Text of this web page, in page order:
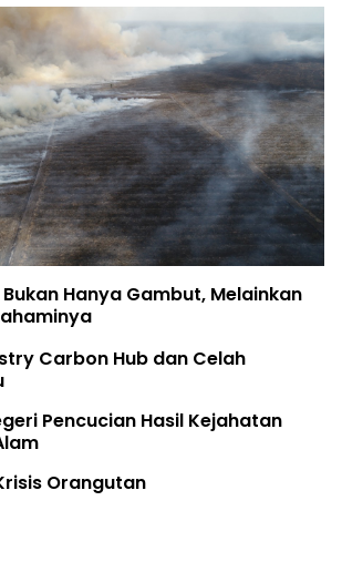
Hanya Gambut, Melainkan
Carbon Hub dan Celah
Pencucian Hasil Kejahatan
Orangutan